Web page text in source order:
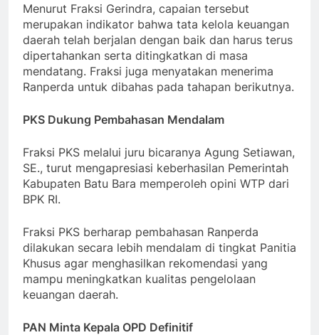
Menurut Fraksi Gerindra, capaian tersebut
merupakan indikator bahwa tata kelola keuangan
daerah telah berjalan dengan baik dan harus terus
dipertahankan serta ditingkatkan di masa
mendatang. Fraksi juga menyatakan menerima
Ranperda untuk dibahas pada tahapan berikutnya.
PKS Dukung Pembahasan Mendalam
Fraksi PKS melalui juru bicaranya Agung Setiawan,
SE., turut mengapresiasi keberhasilan Pemerintah
Kabupaten Batu Bara memperoleh opini WTP dari
BPK RI.
Fraksi PKS berharap pembahasan Ranperda
dilakukan secara lebih mendalam di tingkat Panitia
Khusus agar menghasilkan rekomendasi yang
mampu meningkatkan kualitas pengelolaan
keuangan daerah.
PAN Minta Kepala OPD Definitif